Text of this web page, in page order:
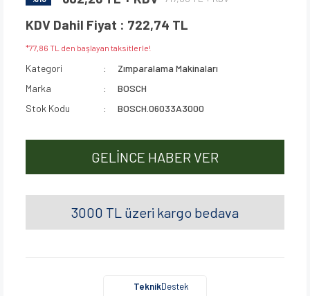
KDV Dahil Fiyat : 722,74 TL
*77,86 TL den başlayan taksitlerle!
Kategori
Zımparalama Makinaları
Marka
BOSCH
Stok Kodu
BOSCH.06033A3000
GELİNCE HABER VER
3000 TL üzeri kargo bedava
TeknikDestek